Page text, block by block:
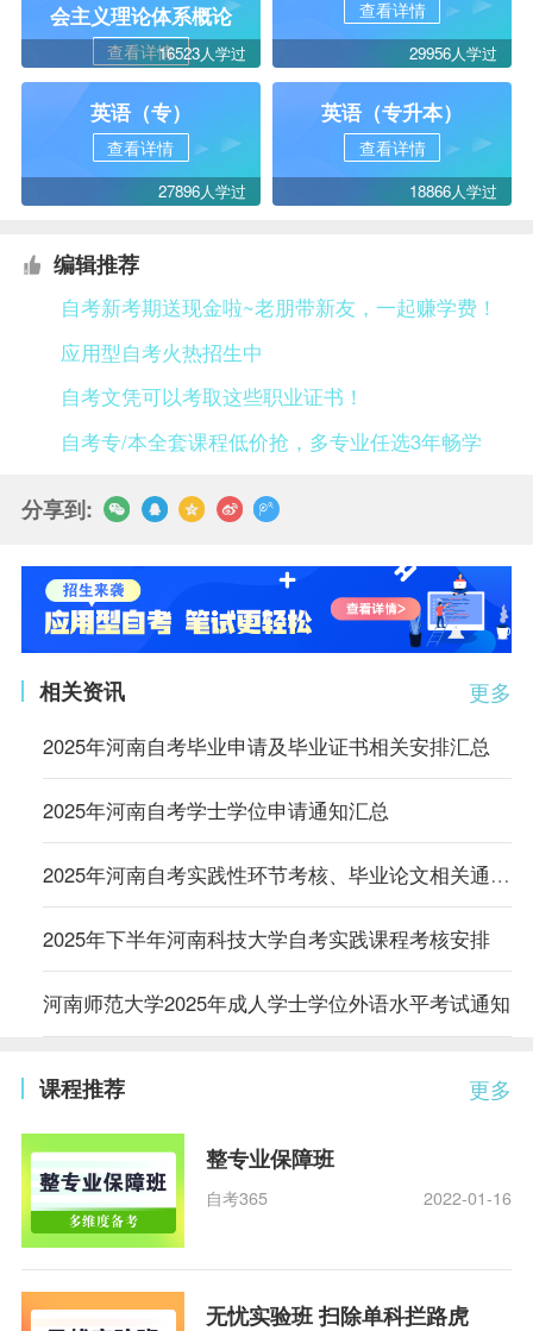
会主义理论体系概论
查看详情16523人学过
查看详情
29956人学过
英语（专）
查看详情
27896人学过
英语（专升本）
查看详情
18866人学过
编辑推荐
自考新考期送现金啦~老朋带新友，一起赚学费！
应用型自考火热招生中
自考文凭可以考取这些职业证书！
自考专/本全套课程低价抢，多专业任选3年畅学
分享到:
更多
相关资讯
2025年河南自考毕业申请及毕业证书相关安排汇总
2025年河南自考学士学位申请通知汇总
2025年河南自考实践性环节考核、毕业论文相关通知汇总
2025年下半年河南科技大学自考实践课程考核安排
河南师范大学2025年成人学士学位外语水平考试通知
更多
课程推荐
整专业保障班
自考365 2022-01-16
无忧实验班 扫除单科拦路虎